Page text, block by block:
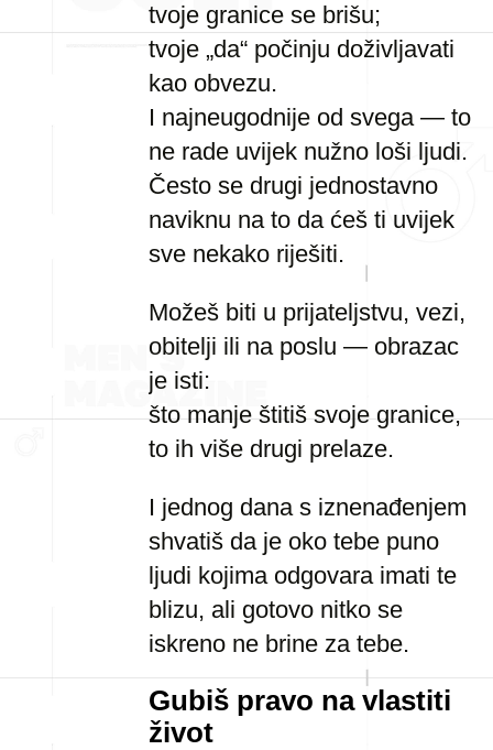
tvoje granice se brišu;
tvoje „da“ počinju doživljavati
kao obvezu.
I najneugodnije od svega — to
ne rade uvijek nužno loši ljudi.
Često se drugi jednostavno
naviknu na to da ćeš ti uvijek
sve nekako riješiti.
Možeš biti u prijateljstvu, vezi,
obitelji ili na poslu — obrazac
je isti:
što manje štitiš svoje granice,
to ih više drugi prelaze.
I jednog dana s iznenađenjem
shvatiš da je oko tebe puno
ljudi kojima odgovara imati te
blizu, ali gotovo nitko se
iskreno ne brine za tebe.
Gubiš pravo na vlastiti
život